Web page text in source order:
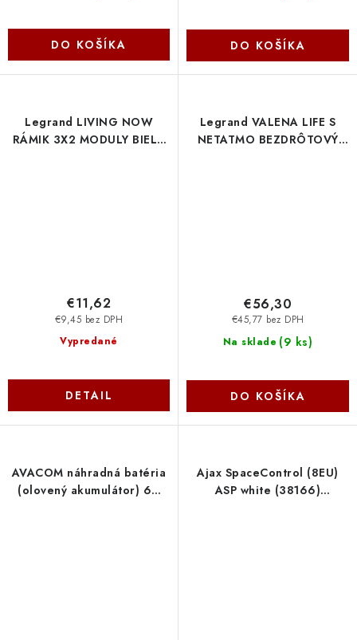
DO KOŠÍKA DO KOŠÍKA
Legrand LIVING NOW
RÁMIK 3X2 MODULY BIELA
Vypredané
€9,45 bez DPH
€11,62
DETAIL
Legrand VALENA LIFE S
NETATMO BEZDRÔTOVÝ
Na sklade (9 ks)
€45,77 bez DPH
€56,30
DO KOŠÍKA
AVACOM náhradná batéria
(olovený akumulátor) 6V
Ajax SpaceControl (8EU)
ASP white (38166)